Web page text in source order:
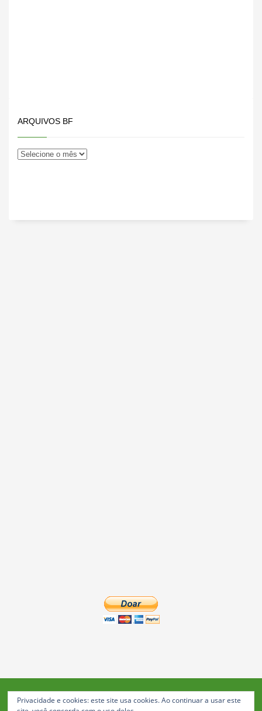
ARQUIVOS BF
Blog da Feira: Jornal de Notícias de Feira de Santana
Privacidade e cookies: este site usa cookies. Ao continuar a usar este